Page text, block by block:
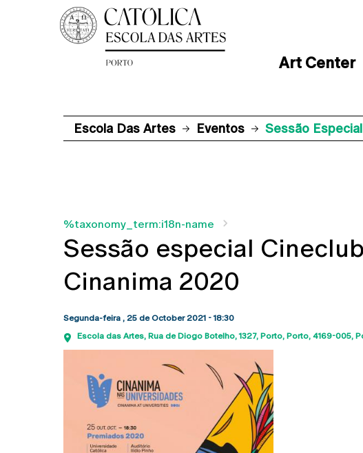
Art Center
Escola Das Artes Eventos Sessão
%taxonomy_term:i18n-name
Sessão especial
Cinanima 2020
Segunda-feira , 25 de October 2021 - 18:30
Escola das Artes Rua de Diogo Botelho, 1327 Porto Porto 4169-005